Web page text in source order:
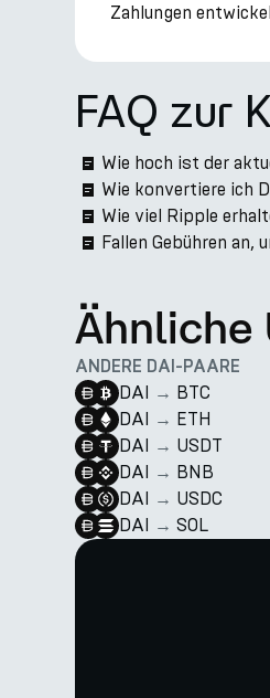
Zahlungen
FAQ zur
Wie hoch ist der
Wie konvertiere ich
Wie viel Ripple
Fallen Gebühren an,
Ähnliche
ANDERE DAI-PAARE
DAI → BTC
DAI → ETH
DAI → USDT
DAI → BNB
DAI → USDC
DAI → SOL